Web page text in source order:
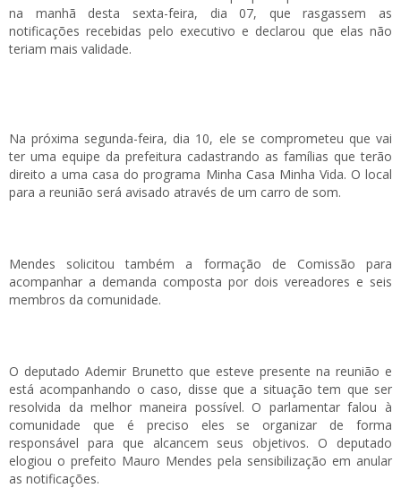
na manhã desta sexta-feira, dia 07, que rasgassem as
notificações recebidas pelo executivo e declarou que elas não
teriam mais validade.
Na próxima segunda-feira, dia 10, ele se comprometeu que vai
ter uma equipe da prefeitura cadastrando as famílias que terão
direito a uma casa do programa Minha Casa Minha Vida. O local
para a reunião será avisado através de um carro de som.
Mendes solicitou também a formação de Comissão para
acompanhar a demanda composta por dois vereadores e seis
membros da comunidade.
O deputado Ademir Brunetto que esteve presente na reunião e
está acompanhando o caso, disse que a situação tem que ser
resolvida da melhor maneira possível. O parlamentar falou à
comunidade que é preciso eles se organizar de forma
responsável para que alcancem seus objetivos. O deputado
elogiou o prefeito Mauro Mendes pela sensibilização em anular
as notificações.